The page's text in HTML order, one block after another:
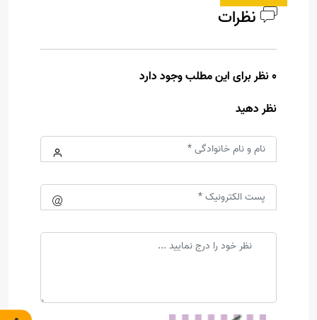
نظرات
0 نظر برای این مطلب وجود دارد
نظر دهید